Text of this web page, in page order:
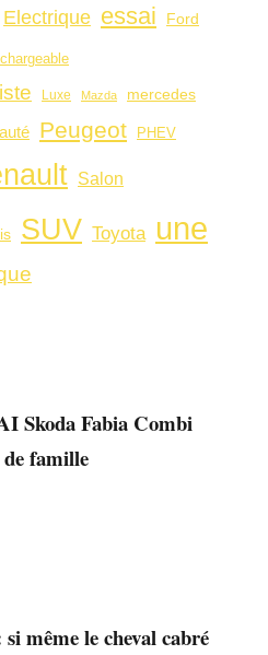
Electrique essai Ford
Luxe Mazda mercedes
Peugeot PHEV
Salon
SUV Toyota une
Skoda Fabia Combi
de famille
même le cheval cabré